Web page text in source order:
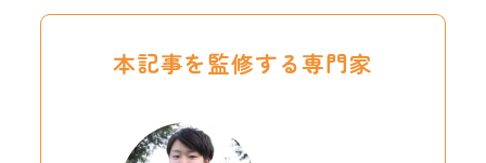
本記事を監修する専門家